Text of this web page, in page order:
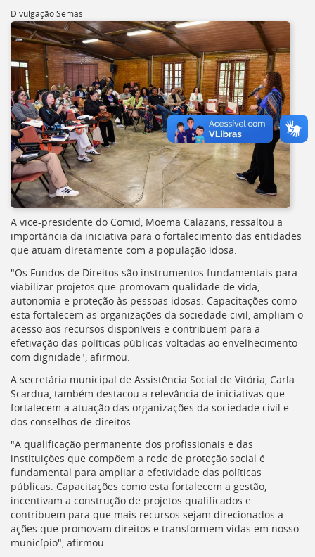
Divulgação Semas
A vice-presidente do Comid, Moema Calazans, ressaltou a
importância da iniciativa para o fortalecimento das entidades
que atuam diretamente com a população idosa.
"Os Fundos de Direitos são instrumentos fundamentais para
viabilizar projetos que promovam qualidade de vida,
autonomia e proteção às pessoas idosas. Capacitações como
esta fortalecem as organizações da sociedade civil, ampliam o
acesso aos recursos disponíveis e contribuem para a
efetivação das políticas públicas voltadas ao envelhecimento
com dignidade", afirmou.
A secretária municipal de Assistência Social de Vitória, Carla
Scardua, também destacou a relevância de iniciativas que
fortalecem a atuação das organizações da sociedade civil e
dos conselhos de direitos.
"A qualificação permanente dos profissionais e das
instituições que compõem a rede de proteção social é
fundamental para ampliar a efetividade das políticas
públicas. Capacitações como esta fortalecem a gestão,
incentivam a construção de projetos qualificados e
contribuem para que mais recursos sejam direcionados a
ações que promovam direitos e transformem vidas em nosso
município", afirmou.